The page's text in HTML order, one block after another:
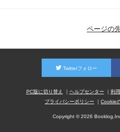
ページの
Twitterフォロー
PC版に切り替え ヘルプセンター 利
プライバシーポリシー
Cookie
Copyright © 2026